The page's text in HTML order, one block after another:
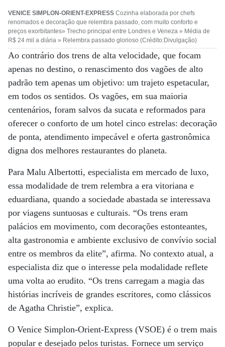
VENICE SIMPLON-ORIENT-EXPRESS Cozinha elaborada por chefs
renomados e decoração que relembra passado, com muito conforto e
preços exorbitantes» Trecho principal entre Londres e Veneza » Média de
R$ 24 mil a diária » Relembra passado glorioso (Crédito:Divulgação)
Ao contrário dos trens de alta velocidade, que focam
apenas no destino, o renascimento dos vagões de alto
padrão tem apenas um objetivo: um trajeto espetacular,
em todos os sentidos. Os vagões, em sua maioria
centenários, foram salvos da sucata e reformados para
oferecer o conforto de um hotel cinco estrelas: decoração
de ponta, atendimento impecável e oferta gastronômica
digna dos melhores restaurantes do planeta.
Para Malu Albertotti, especialista em mercado de luxo,
essa modalidade de trem relembra a era vitoriana e
eduardiana, quando a sociedade abastada se interessava
por viagens suntuosas e culturais. “Os trens eram
palácios em movimento, com decorações estonteantes,
alta gastronomia e ambiente exclusivo de convívio social
entre os membros da elite”, afirma. No contexto atual, a
especialista diz que o interesse pela modalidade reflete
uma volta ao erudito. “Os trens carregam a magia das
histórias incríveis de grandes escritores, como clássicos
de Agatha Christie”, explica.
O Venice Simplon-Orient-Express (VSOE) é o trem mais
popular e desejado pelos turistas. Fornece um serviço